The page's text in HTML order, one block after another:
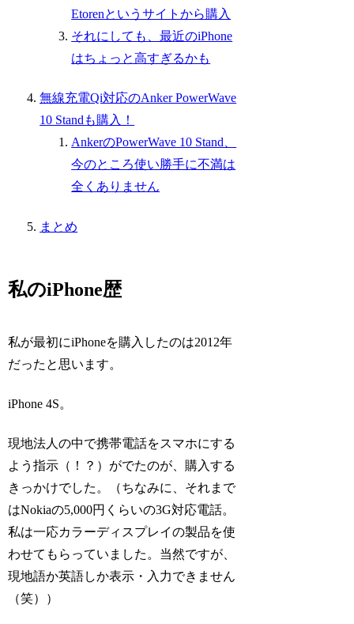
Etorenというサイトから購入
それにしても、最近のiPhone
はちょっと高すぎるかも
無線充電Qi対応のAnker PowerWave
10 Standも購入！
AnkerのPowerWave 10 Stand、
今のところ使い勝手に不満は
全くありません
まとめ
私のiPhone歴
私が最初にiPhoneを購入したのは2012年
だったと思います。
iPhone 4S。
現地法人の中で携帯電話をスマホにする
よう指示（！？）がでたのが、購入する
きっかけでした。（ちなみに、それまで
はNokiaの5,000円くらいの3G対応電話。
私は一応カラーディスプレイの製品を使
わせてもらっていました。当然ですが、
現地語か英語しか表示・入力できません
（笑））